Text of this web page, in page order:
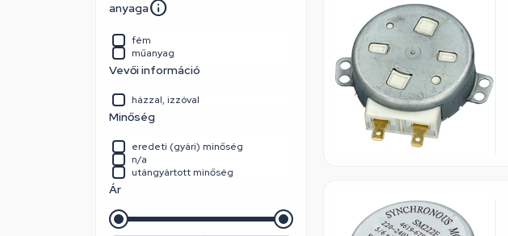
anyaga
fém
műanyag
Vevői információ
házzal, izzóval
Minőség
eredeti (gyári) minőség
n/a
utángyártott minőség
Ár